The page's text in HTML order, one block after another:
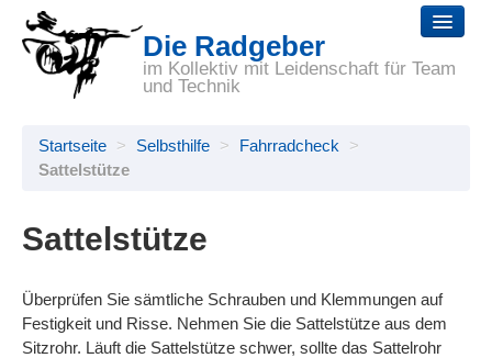
Die Radgeber
im Kollektiv mit Leidenschaft für Team
und Technik
Startseite
Links
Startseite > Selbsthilfe > Fahrradcheck
>
Sattelstütze
Sattelstütze
Überprüfen Sie sämtliche Schrauben und Klemmungen auf
Festigkeit und Risse. Nehmen Sie die Sattelstütze aus dem
Sitzrohr. Läuft die Sattelstütze schwer, sollte das Sattelrohr